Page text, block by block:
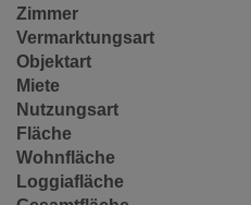
Zimmer
Vermarktungsart
Objektart
Miete
Nutzungsart
Fläche
Wohnfläche
Loggiafläche